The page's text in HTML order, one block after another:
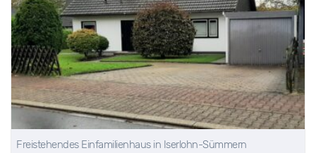
Freistehendes Einfamilienhaus in Iserlohn-Sümmern